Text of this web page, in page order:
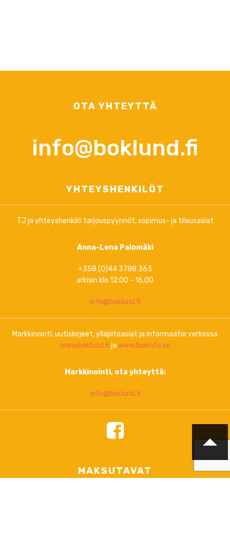
OTA YHTEYTTÄ
info@boklund.fi
YHTEYSHENKILÖT
TJ ja yhteyshenkilö tarjouspyynnöt, sopimus- ja tilausasiat
Anna-Lena Palomäki
+358 (0)44 3788 363
arkisin klo 12.00 - 16.00
info@boklund.fi
Markkinointi, uutiskirjeet, ylläpitoasiat ja informaatio verkossa
www.boklund.fi ja www.bokinfo.se
Markkinointi, ota yhteyttä:
info@boklund.fi
MAKSUTAVAT